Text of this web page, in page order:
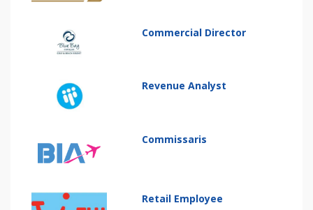
Commercial Director
Revenue Analyst
Commissaris
Retail Employee